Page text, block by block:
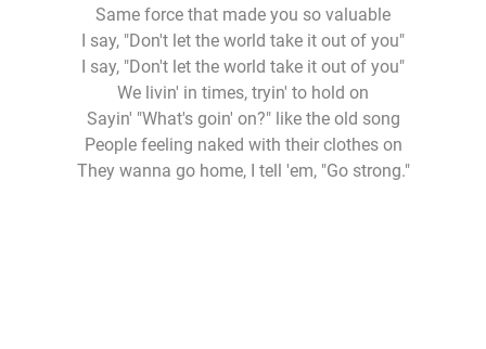
Same force that made you so valuable
I say, "Don't let the world take it out of you"
I say, "Don't let the world take it out of you"
We livin' in times, tryin' to hold on
Sayin' "What's goin' on?" like the old song
People feeling naked with their clothes on
They wanna go home, I tell 'em, "Go strong."